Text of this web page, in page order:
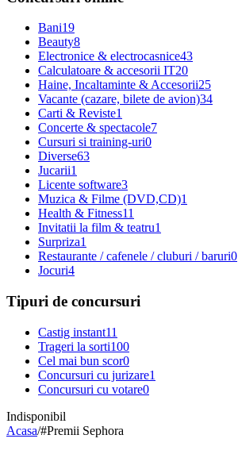
Bani19
Beauty8
Electronice & electrocasnice43
Calculatoare & accesorii IT20
Haine, Incaltaminte & Accesorii25
Vacante (cazare, bilete de avion)34
Carti & Reviste1
Concerte & spectacole7
Cursuri si training-uri0
Diverse63
Jucarii1
Licente software3
Muzica & Filme (DVD,CD)1
Health & Fitness11
Invitatii la film & teatru1
Surpriza1
Restaurante / cafenele / cluburi / baruri0
Jocuri4
Tipuri de concursuri
Castig instant11
Trageri la sorti100
Cel mai bun scor0
Concursuri cu jurizare1
Concursuri cu votare0
Indisponibil
Acasa/#Premii Sephora